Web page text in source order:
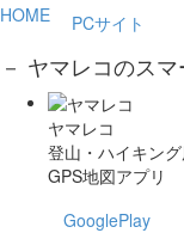
HOME PCサイト
－ ヤマレコのス
ヤマレコ
登山・ハイキン
GPS地図アプリ
GooglePlay